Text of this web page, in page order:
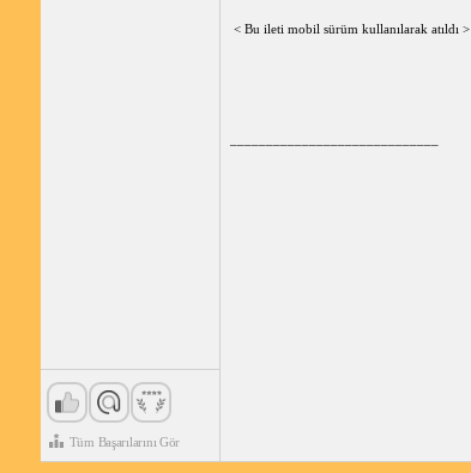
Tüm Başarılarını Gör
< Bu ileti mobil sürüm kullanılarak atıldı >